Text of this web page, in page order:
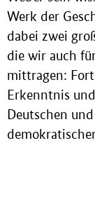
Werk der
dabei zwei
die wir auch
mittragen:
Erkenntnis
Deutschen